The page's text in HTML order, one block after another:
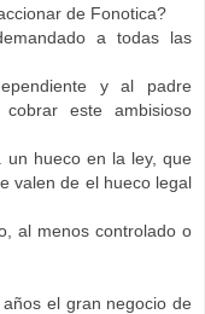
de Fonotica?
a todas las
y al padre
este ambisioso
un hueco en la ley, que
valen de el hueco legal
al menos controlado o
el gran negocio de